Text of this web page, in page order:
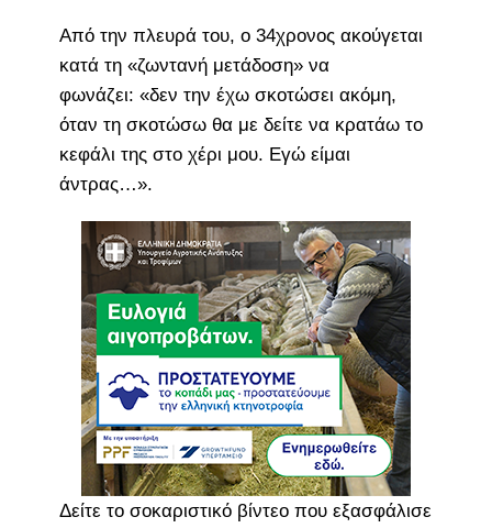
Από την πλευρά του, ο 34χρονος ακούγεται
κατά τη «ζωντανή μετάδοση» να
φωνάζει: «δεν την έχω σκοτώσει ακόμη,
όταν τη σκοτώσω θα με δείτε να κρατάω το
κεφάλι της στο χέρι μου. Εγώ είμαι
άντρας…».
Δείτε το σοκαριστικό βίντεο που εξασφάλισε